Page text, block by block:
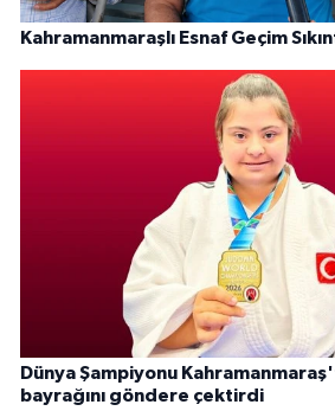
Kahramanmaraşlı Esnaf Geçim
Dünya Şampiyonu
bayrağını göndere çektirdi